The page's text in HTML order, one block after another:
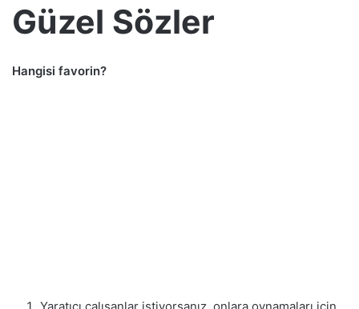
Güzel Sözler
Hangisi favorin?